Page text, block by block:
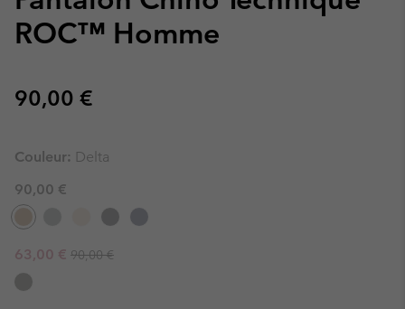
ROC™ Homme
Regular price:
90,00 €
Couleur: Delta
90,00 €
Sale price:
63,00 € Regular price:
90,00 €